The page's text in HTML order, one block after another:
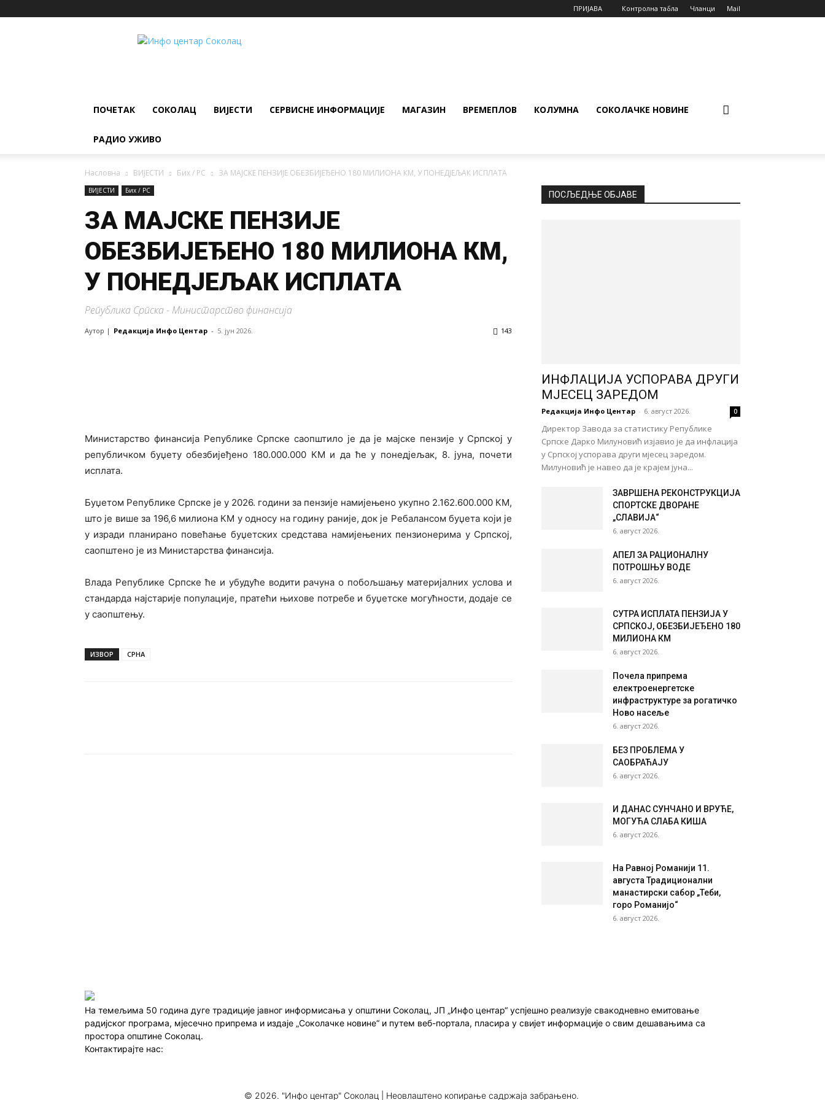
ПРИЈАВА Контролна табла Чланци Mail
ИНФО
ПОЧЕТАК СОКОЛАЦ ВИЈЕСТИ СЕРВИСНЕ ИНФОРМАЦИЈЕ МАГАЗИН ВРЕМЕПЛОВ КОЛУМНА СОКОЛАЧКЕ НОВИНЕ
РАДИО УЖИВО
Насловна ВИЈЕСТИ Бих / РС ЗА МАЈСКЕ ПЕНЗИЈЕ ОБЕЗБИЈЕЂЕНО 180 МИЛИОНА КМ, У ПОНЕДЈЕЉАК ИСПЛАТА
ВИЈЕСТИ Бих / РС
ЗА МАЈСКЕ ПЕНЗИЈЕ
ОБЕЗБИЈЕЂЕНО 180 МИЛИОНА КМ,
У ПОНЕДЈЕЉАК ИСПЛАТА
Република Српска - Министарство финансија
Аутор | Редакција Инфо Центар - 5. јун 2026. 143
Министарство финансија Републике Српске саопштило је да је мајске пензије у Српској у
републичком буџету обезбијеђено 180.000.000 КМ и да ће у понедјељак, 8. јуна, почети
исплата.
Буџетом Републике Српске је у 2026. години за пензије намијењено укупно 2.162.600.000 КМ,
што је више за 196,6 милиона КМ у односу на годину раније, док је Ребалансом буџета који је
у изради планирано повећање буџетских средстава намијењених пензионерима у Српској,
саопштено је из Министарства финансија.
Влада Републике Српске ће и убудуће водити рачуна о побољшању материјалних услова и
стандарда најстарије популације, пратећи њихове потребе и буџетске могућности, додаје се
у саопштењу.
ИЗВОР СРНА
ПОСЉЕДЊЕ ОБЈАВЕ
ИНФЛАЦИЈА УСПОРАВА ДРУГИ
МЈЕСЕЦ ЗАРЕДОМ
Редакција Инфо Центар - 6. август 2026. 0
Директор Завода за статистику Републике
Српске Дарко Милуновић изјавио је да инфлација
у Српској успорава други мјесец заредом.
Милуновић је навео да је крајем јуна...
ЗАВРШЕНА РЕКОНСТРУКЦИЈА
СПОРТСКЕ ДВОРАНЕ
„СЛАВИЈА“
6. август 2026.
АПЕЛ ЗА РАЦИОНАЛНУ
ПОТРОШЊУ ВОДЕ
6. август 2026.
СУТРА ИСПЛАТА ПЕНЗИЈА У
СРПСКОЈ, ОБЕЗБИЈЕЂЕНО 180
МИЛИОНА КМ
6. август 2026.
Почела припрема
електроенергетске
инфраструктуре за рогатичко
Ново насеље
6. август 2026.
БЕЗ ПРОБЛЕМА У
САОБРАЋАЈУ
6. август 2026.
И ДАНАС СУНЧАНО И ВРУЋЕ,
МОГУЋА СЛАБА КИША
6. август 2026.
На Равној Романији 11.
августа Традиционални
манастирски сабор „Теби,
горо Романијо“
6. август 2026.
На темељима 50 година дуге традиције јавног информисања у општини Соколац, ЈП „Инфо центар“ успјешно реализује свакодневно емитовање
радијског програма, мјесечно припрема и издаје „Соколачке новине“ и путем веб-портала, пласира у свијет информације о свим дешавањима са
простора општине Соколац.
Контактирајте нас:
© 2026. "Инфо центар" Соколац | Неовлаштено копирање садржаја забрањено.